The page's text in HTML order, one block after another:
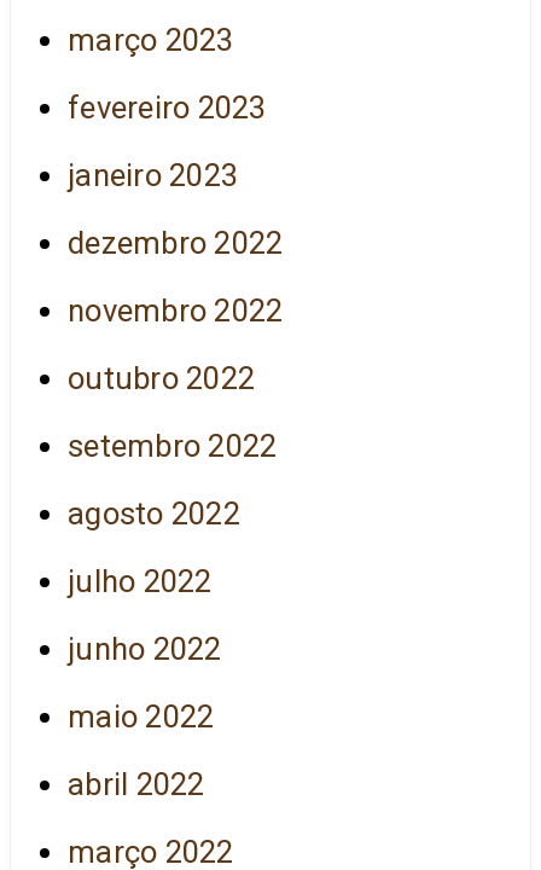
março 2023
fevereiro 2023
janeiro 2023
dezembro 2022
novembro 2022
outubro 2022
setembro 2022
agosto 2022
julho 2022
junho 2022
maio 2022
abril 2022
março 2022